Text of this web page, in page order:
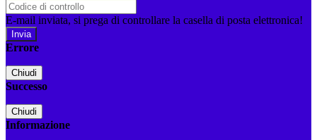
E-mail inviata, si prega di controllare la casella di posta elettronica!
Errore
Chiudi
Successo
Chiudi
Informazione